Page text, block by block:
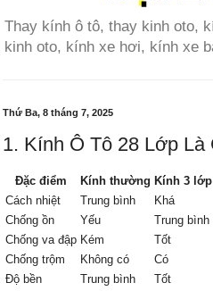
Thay kính ô tô, thay kinh oto,
kinh oto, kính xe hơi, kính xe
Thứ Ba, 8 tháng 7, 2025
1. Kính Ô Tô 28 Lớp Là
Đặc điểm Kính thường Kính 3 lớp
Cách nhiệt
Trung bình
Khá
Chống ồn
Yếu
Trung bình
Chống va đập Kém
Tốt
Chống trộm
Không có
Có
Độ bền
Trung bình
Tốt